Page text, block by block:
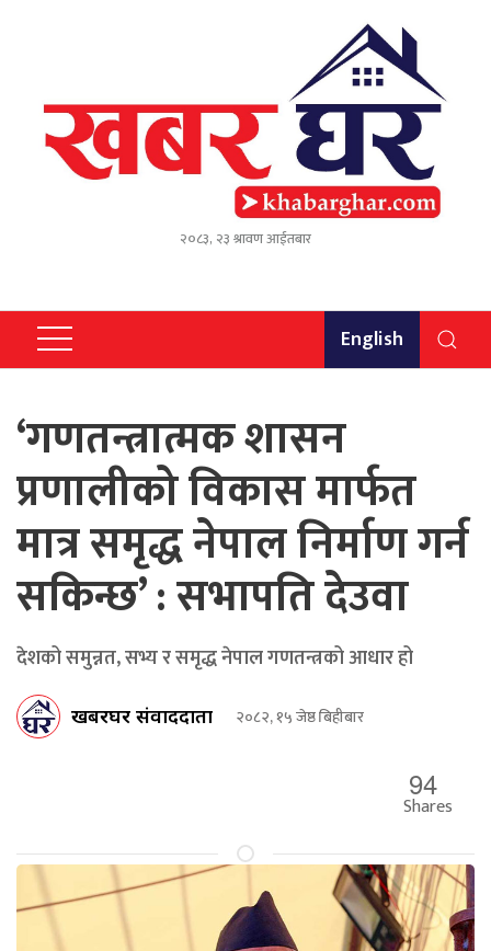
२०८३, २३ श्रावण आईतबार
English
‘गणतन्त्रात्मक शासन
प्रणालीको विकास मार्फत
मात्र समृद्ध नेपाल निर्माण गर्न
सकिन्छ’ : सभापति देउवा
देशको समुन्नत, सभ्य र समृद्ध नेपाल गणतन्त्रको आधार हो
खबरघर संवाददाता २०८२, १५ जेष्ठ बिहीबार
94
Shares